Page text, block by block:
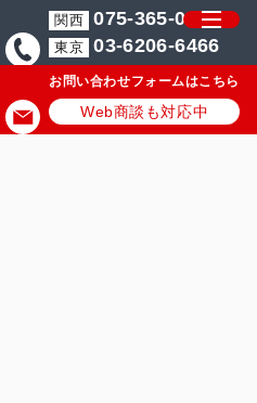
関西 075-365-0571
東京 03-6206-6466
お問い合わせフォームはこちら
Web商談も対応中